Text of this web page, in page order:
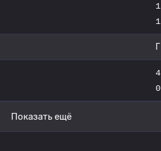
1
1
Г
4
0
Показать ещё